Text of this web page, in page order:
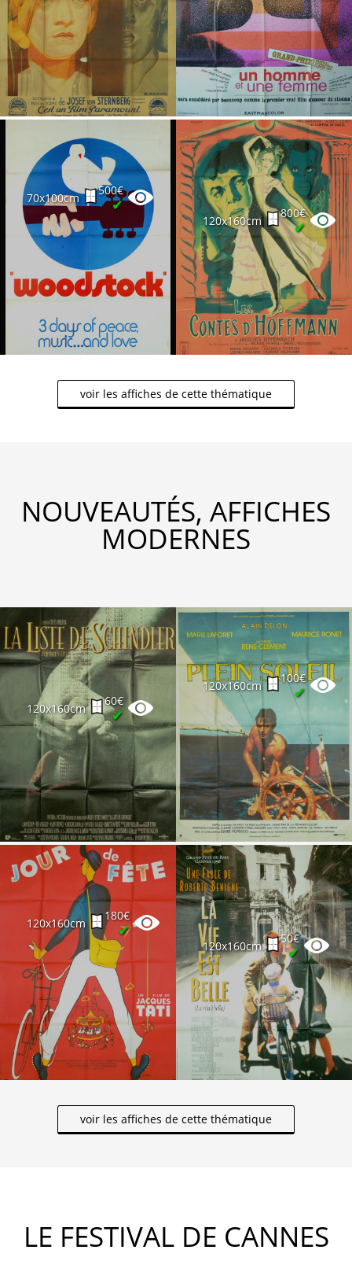
70x100cm
500€
✔
120x160cm
800€
✔
voir les affiches de cette thématique
NOUVEAUTÉS, AFFICHES
MODERNES
120x160cm
60€
✔
120x160cm
100€
✔
120x160cm
180€
✔
120x160cm
50€
✔
voir les affiches de cette thématique
LE FESTIVAL DE CANNES